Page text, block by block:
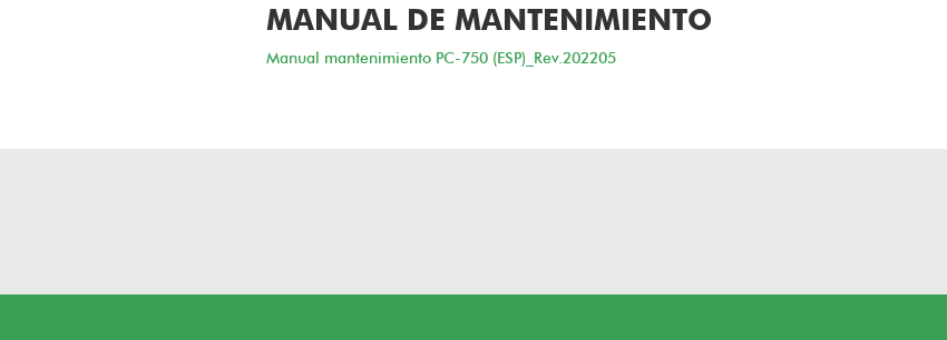
MANUAL DE MANTENIMIENTO
Manual mantenimiento PC-750 (ESP)_Rev.202205